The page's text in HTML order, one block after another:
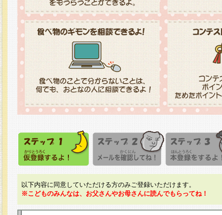
以下内容に同意していただける方のみご登録いただけます。
※こどものみんなは、お父さんやお母さんに読んでもらってね！